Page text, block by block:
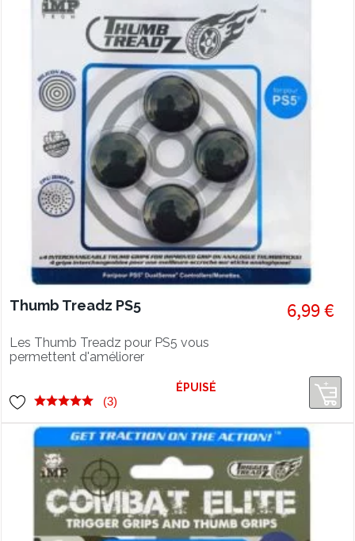
Thumb Treadz PS5
Les Thumb Treadz pour PS5 vous
permettent d'améliorer
joysticks de votre manette Dualsense
PS5 ! Évite les glissements de doigts
sur les Joysticks.
6,99 €
(3)
ÉPUISÉ